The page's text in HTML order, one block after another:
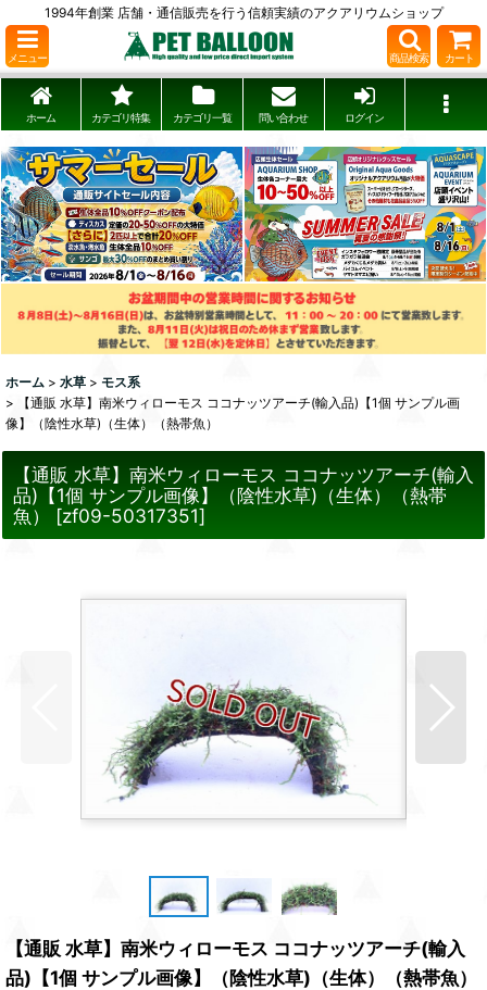
1994年創業 店舗・通信販売を行う信頼実績のアクアリウムショップ
メニュー 商品検索 カート
ホーム カテゴリ特集 カテゴリ一覧 問い合わせ ログイン
ホーム > 水草 > モス系
>
【通販 水草】南米ウィローモス ココナッツアーチ(輸入品)【1個 サンプル画
像】（陰性水草)（生体）（熱帯魚）
【通販 水草】南米ウィローモス ココナッツアーチ(輸入
品)【1個 サンプル画像】（陰性水草)（生体）（熱帯
魚）
[zf09-50317351]
【通販 水草】南米ウィローモス ココナッツアーチ(輸入
品)【1個 サンプル画像】（陰性水草)（生体）（熱帯魚）